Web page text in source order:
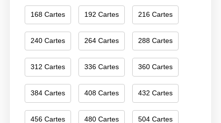
168 Cartes 192 Cartes 216 Cartes
240 Cartes 264 Cartes 288 Cartes
312 Cartes 336 Cartes 360 Cartes
384 Cartes 408 Cartes 432 Cartes
456 Cartes 480 Cartes 504 Cartes